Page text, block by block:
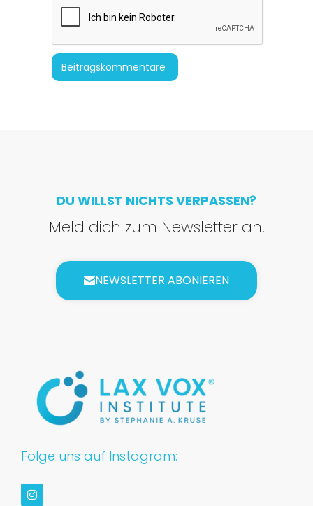
Beitragskommentare
DU WILLST NICHTS VERPASSEN?
Meld dich zum Newsletter an.
NEWSLETTER ABONIEREN
Folge uns auf Instagram: